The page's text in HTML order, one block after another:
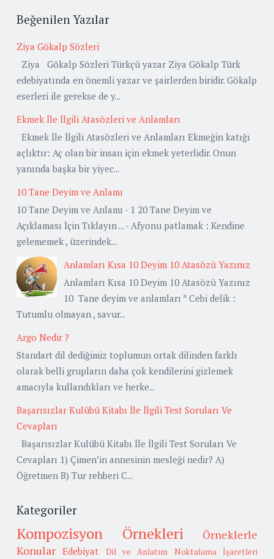
Beğenilen Yazılar
Ziya Gökalp Sözleri
Ziya Gökalp Sözleri Türkçü yazar Ziya Gökalp Türk
edebiyatında en önemli yazar ve şairlerden biridir. Gökalp
eserleri ile gerekse de y...
Ekmek İle İlgili Atasözleri ve Anlamları
Ekmek İle İlgili Atasözleri ve Anlamları Ekmeğin katığı
açlıktır: Aç olan bir insan için ekmek yeterlidir. Onun
yanında başka bir yiyec...
10 Tane Deyim ve Anlamı
10 Tane Deyim ve Anlamı - 1 20 Tane Deyim ve
Açıklaması İçin Tıklayın ... - Afyonu patlamak : Kendine
gelememek , üzerindek...
Anlamları Kısa 10 Deyim 10 Atasözü Yazınız
Anlamları Kısa 10 Deyim 10 Atasözü Yazınız
10 Tane deyim ve anlamları * Cebi delik :
Tutumlu olmayan , savur...
Argo Nedir ?
Standart dil dediğimiz toplumun ortak dilinden farklı
olarak belli grupların daha çok kendilerini gizlemek
amacıyla kullandıkları ve herke...
Başarısızlar Kulübü Kitabı İle İlgili Test Soruları Ve
Cevapları
Başarısızlar Kulübü Kitabı İle İlgili Test Soruları Ve
Cevapları 1) Çimen’in annesinin mesleği nedir? A)
Öğretmen B) Tur rehberi C...
Kategoriler
Kompozisyon Örnekleri
Örneklerle
Konular Edebiyat Dil ve Anlatım
Noktalama İşaretleri